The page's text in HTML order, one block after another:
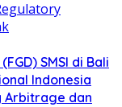
SMSI di Bali
Indonesia
Arbitrage dan